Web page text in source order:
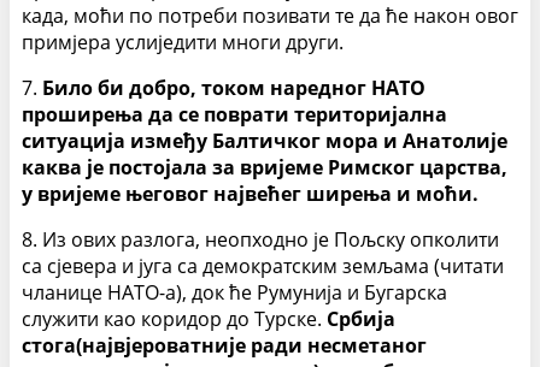
када, моћи по потреби позивати те да ће након овог
примјера услиједити многи други.
7. Било би добро, током наредног НАТО
проширења да се поврати територијална
ситуација између Балтичког мора и Анатолије
каква је постојала за вријеме Римског царства,
у вријеме његовог највећег ширења и моћи.
8. Из ових разлога, неопходно је Пољску опколити
са сјевера и југа са демократским земљама (читати
чланице НАТО-а), док ће Румунија и Бугарска
служити као коридор до Турске. Србија
стога(највјероватније ради несметаног